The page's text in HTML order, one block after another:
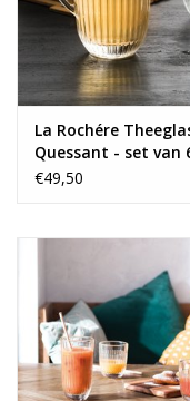
La Rochére
Quessant - set van
€49,50